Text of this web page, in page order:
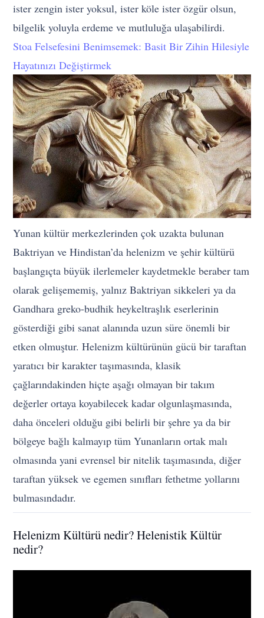
ister zengin ister yoksul, ister köle ister özgür olsun,
bilgelik yoluyla erdeme ve mutluluğa ulaşabilirdi.
Stoa Felsefesini Benimsemek: Basit Bir Zihin Hilesiyle
Hayatınızı Değiştirmek
Yunan kültür merkezlerinden çok uzakta bulunan
Baktriyan ve Hindistan’da helenizm ve şehir kültürü
başlangıçta büyük ilerlemeler kaydetmekle beraber tam
olarak gelişememiş, yalnız Baktriyan sikkeleri ya da
Gandhara greko-budhik heykeltraşlık eserlerinin
gösterdiği gibi sanat alanında uzun süre önemli bir
etken olmuştur. Helenizm kültürünün gücü bir taraftan
yaratıcı bir karakter taşımasında, klasik
çağlarındakinden hiçte aşağı olmayan bir takım
değerler ortaya koyabilecek kadar olgunlaşmasında,
daha önceleri olduğu gibi belirli bir şehre ya da bir
bölgeye bağlı kalmayıp tüm Yunanların ortak malı
olmasında yani evrensel bir nitelik taşımasında, diğer
taraftan yüksek ve egemen sınıfları fethetme yollarını
bulmasındadır.
Helenizm Kültürü nedir? Helenistik Kültür
nedir?